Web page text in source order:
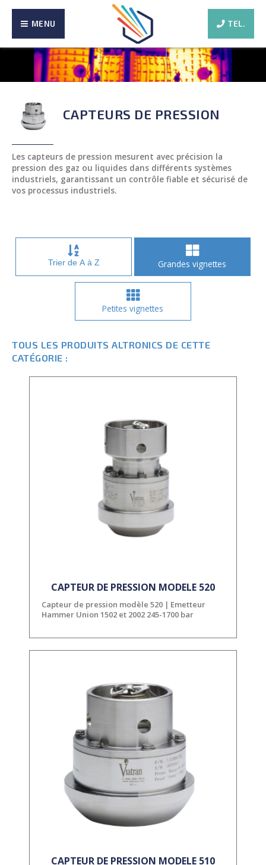
TEL.
MENU
CAPTEURS DE PRESSION
Les capteurs de pression mesurent avec précision la
pression des gaz ou liquides dans différents systèmes
industriels, garantissant un contrôle fiable et sécurisé de
vos processus industriels.
Trier de A à Z Grandes vignettes
Petites vignettes
TOUS LES PRODUITS ALTRONICS DE CETTE
CATÉGORIE :
CAPTEUR DE PRESSION MODELE 520
Capteur de pression modèle 520 | Emetteur
Hammer Union 1502 et 2002 245-1700 bar
CAPTEUR DE PRESSION MODELE 510